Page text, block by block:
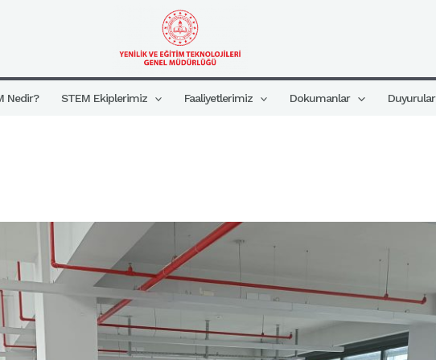
Nedir? STEM Ekiplerimiz Faaliyetlerimiz Dokumanlar Duyurular